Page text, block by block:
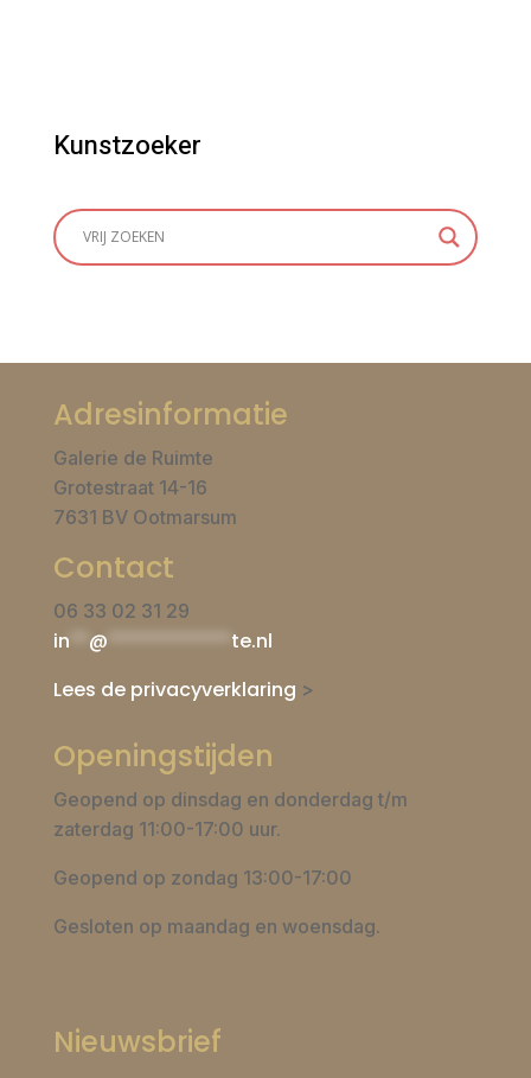
Kunstzoeker
Adresinformatie
Galerie de Ruimte
Grotestraat 14-16
7631 BV Ootmarsum
Contact
06 33 02 31 29
in @
te.nl
Lees de privacyverklaring >
Openingstijden
Geopend op dinsdag en donderdag t/m
zaterdag 11:00-17:00 uur.
Geopend op zondag 13:00-17:00
Gesloten op maandag en woensdag.
Nieuwsbrief